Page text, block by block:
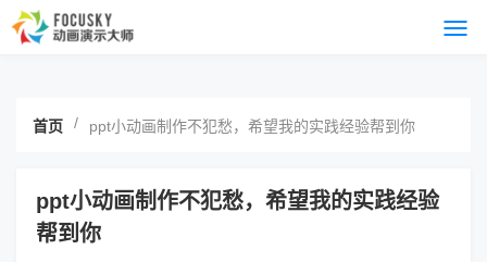
首页 / ppt小动画制作不犯愁，希望我的实践经验帮到你
ppt小动画制作不犯愁，希望我的实践经验
帮到你